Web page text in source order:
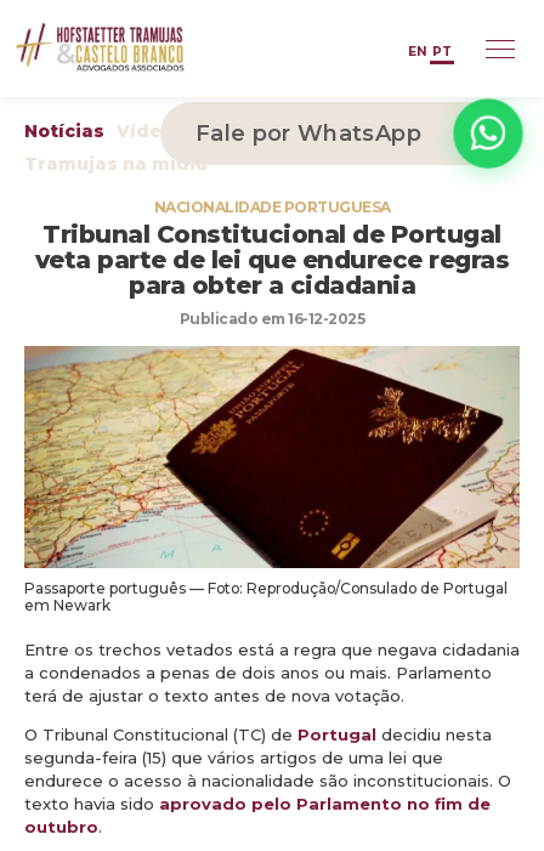
EN PT
Fale por WhatsApp
Notícias Vídeos Arquivos
Publicações
Tramujas na mídia
NACIONALIDADE PORTUGUESA
Tribunal Constitucional de Portugal
veta parte de lei que endurece regras
para obter a cidadania
Publicado em 16-12-2025
Passaporte português — Foto: Reprodução/Consulado de Portugal
em Newark
Entre os trechos vetados está a regra que negava cidadania
a condenados a penas de dois anos ou mais. Parlamento
terá de ajustar o texto antes de nova votação.
O Tribunal Constitucional (TC) de Portugal decidiu nesta
segunda-feira (15) que vários artigos de uma lei que
endurece o acesso à nacionalidade são inconstitucionais. O
texto havia sido aprovado pelo Parlamento no fim de
outubro.